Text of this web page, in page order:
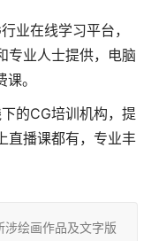
业在线学习平台，
专业人士提供，电脑
。
的CG培训机构，提
直播课都有，专业丰
涉绘画作品及文字版